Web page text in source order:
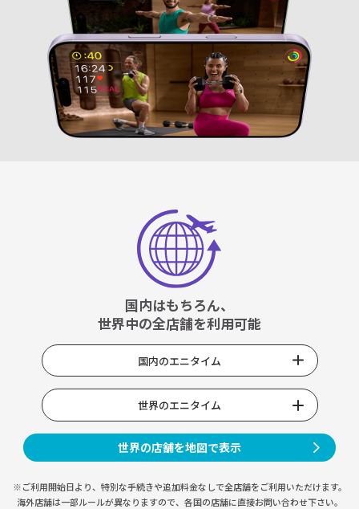
国内はもちろん、
世界中の全店舗を利用可能
国内のエニタイム
世界のエニタイム
世界の店舗を地図で表示
※ご利用開始日より、特別な手続きや追加料金なしで全店舗をご利用いただけます。
海外店舗は一部ルールが異なりますので、 各国の店舗に直接お問い合わせ下さい。